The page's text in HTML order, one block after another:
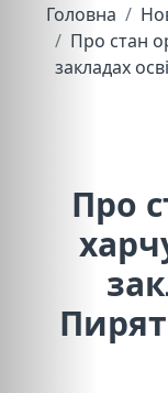
Головна
Про стан
закладах
Про